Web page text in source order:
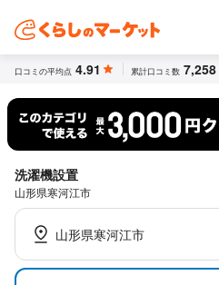
口コミの平均点 4.91 累計口コミ数 7,258
洗濯機設置
山形県寒河江市
山形県寒河江市